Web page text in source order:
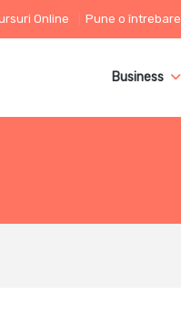
Online Pune o întrebare
Business